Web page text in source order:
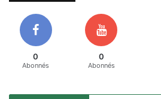
0
Abonnés
0
Abonnés